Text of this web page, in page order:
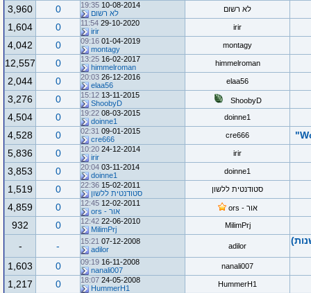
לא רשום 10-08-2014
19:35
לא רשום
0
3,960
irir
29-10-2020
11:54
irir
0
1,604
montagy
01-04-2019
09:16
montagy
0
4,042
himmelroman
16-02-2017
13:25
himmelroman
0
12,557
elaa56
26-12-2016
20:03
elaa56
0
2,044
ShoobyD
13-11-2015
15:12
ShoobyD
0
3,276
doinne1
08-03-2015
19:22
doinne1
0
4,504
cre666
09-01-2015
02:31
cre666
0
4,528
irir
24-12-2014
10:20
irir
0
5,836
doinne1
03-11-2014
20:04
doinne1
0
3,853
סטודנטית ללשון 15-02-2011
22:36
סטודנטית ללשון
0
1,519
אור - ors
12-02-2011
12:45
אור - ors
0
4,859
MilimPrj
22-06-2010
12:42
MilimPrj
0
932
adilor
07-12-2008
15:21
adilor
-
-
nanali007
16-11-2008
09:19
nanali007
0
1,603
HummerH1
24-05-2008
18:07
HummerH1
0
1,217